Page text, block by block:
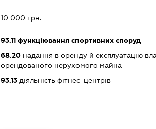
10 000 грн.
93.11функціювання спортивних споруд
68.20надання в оренду й експлуатацію
орендованого нерухомого майна
93.13діяльність фітнес-центрів